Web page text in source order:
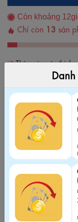
Còn khoảng 12
Chỉ còn 13 sản
Thêm vào yêu thích
Mã: